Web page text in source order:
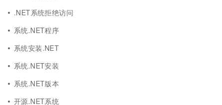
.NET系统拒绝访问
系统.NET程序
系统安装.NET
系统.NET安装
系统.NET版本
开源.NET系统